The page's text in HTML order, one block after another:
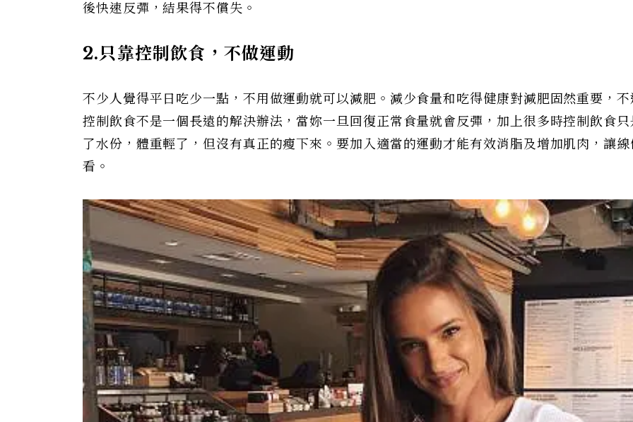
後快速反彈，結果得不償失。
2.只靠控制飲食，不做運動
不少人覺得平日吃少一點，不用做運動就可以減肥。減少食量和吃得健康對減肥固然重要，
控制飲食不是一個長遠的解決辦法，當妳一旦回復正常食量就會反彈，加上很多時控制飲食
了水份，體重輕了，但沒有真正的瘦下來。要加入適當的運動才能有效消脂及增加肌肉，讓
看。